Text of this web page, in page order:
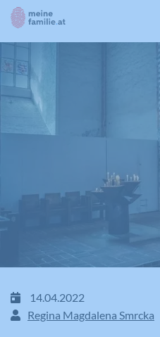
14.04.2022
Regina Magdalena Smrcka